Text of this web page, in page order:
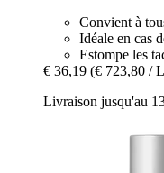
Convient à
Idéale en cas
Estompe les
€ 36,19 (€ 723,80 /
Livraison jusqu'au